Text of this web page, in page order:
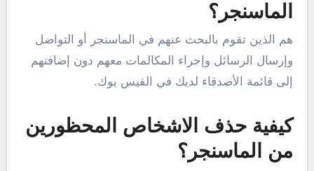
الماسنجر؟
هم الذين تقوم بالبحث عنهم في الماسنجر أو التواصل
وإرسال الرسائل وإجراء المكالمات معهم دون إضافتهم
إلى قائمة الأصدقاء لديك في الفيس بوك.
كيفية حذف الاشخاص المحظورين
من الماسنجر؟